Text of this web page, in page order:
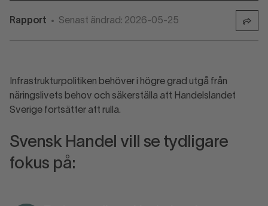
Rapport • Senast ändrad: 2026-05-25
Infrastrukturpolitiken behöver i högre grad utgå från
näringslivets behov och säkerställa att Handelslandet
Sverige fortsätter att rulla.
Svensk Handel vill se tydligare
fokus på: